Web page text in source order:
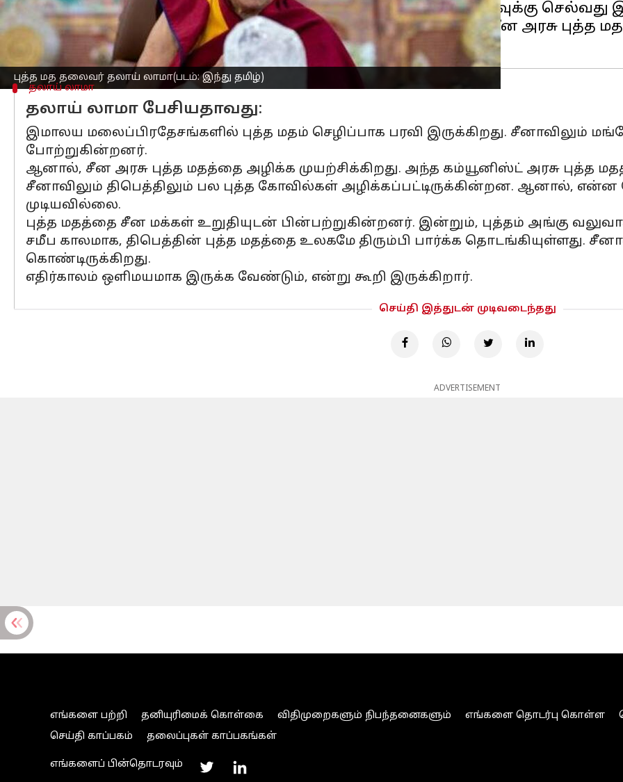
புத்த மத தலைவர் தலாய் லாமா(படம்: இந்து தமிழ்)
ஒவ்வொரு வருடமும் ஆன்மிக யாத்திரையாக பிஹாரின் புத்த கயாவுக்கு செல்வது
அதற்காக நேற்று முன்தினம்(டிச:31) புத்த கயாவுக்கு சென்ற இவர், சீன அரசு புத்த
தலாய் லாமா
தலாய் லாமா பேசியதாவது:
இமாலய மலைப்பிரதேசங்களில் புத்த மதம் செழிப்பாக பரவி இருக்கிறது. சீனாவிலும்
போற்றுகின்றனர்.
ஆனால், சீன அரசு புத்த மதத்தை அழிக்க முயற்சிக்கிறது. அந்த கம்யூனிஸ்ட் அரசு புத்த
சீனாவிலும் திபெத்திலும் பல புத்த கோவில்கள் அழிக்கப்பட்டிருக்கின்றன. ஆனால்,
முடியவில்லை.
புத்த மதத்தை சீன மக்கள் உறுதியுடன் பின்பற்றுகின்றனர். இன்றும், புத்தம் அங்கு
சமீப காலமாக, திபெத்தின் புத்த மதத்தை உலகமே திரும்பி பார்க்க தொடங்கியுள்ளது.
கொண்டிருக்கிறது.
எதிர்காலம் ஒளிமயமாக இருக்க வேண்டும், என்று கூறி இருக்கிறார்.
செய்தி இத்துடன் முடிவடைந்தது
ADVERTISEMENT
எங்களை பற்றி தனியுரிமைக் கொள்கை விதிமுறைகளும் நிபந்தனைகளும் எங்களை தொடர்பு கொள்ள
செய்தி காப்பகம்
தலைப்புகள் காப்பகங்கள்
எங்களைப் பின்தொடரவும்